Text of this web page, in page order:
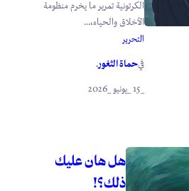
الكرتونية تمرير ما يخرم منظومة
الأخلاق والحياء،...
التحرير
فيحماة الثغور.
هل هان عليك
ذلك؟!